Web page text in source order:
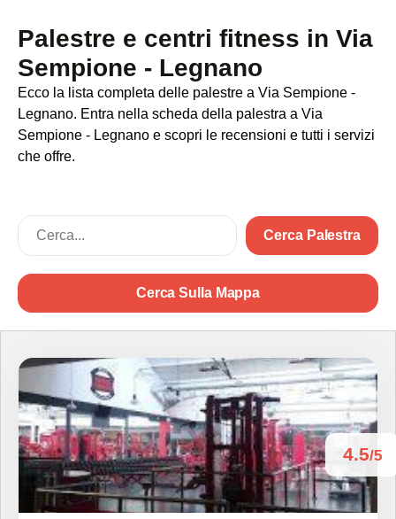
Palestre e centri fitness in Via
Sempione - Legnano
Ecco la lista completa delle palestre a Via Sempione -
Legnano. Entra nella scheda della palestra a Via
Sempione - Legnano e scopri le recensioni e tutti i servizi
che offre.
Cerca Palestra
Cerca Sulla Mappa
4.5/5